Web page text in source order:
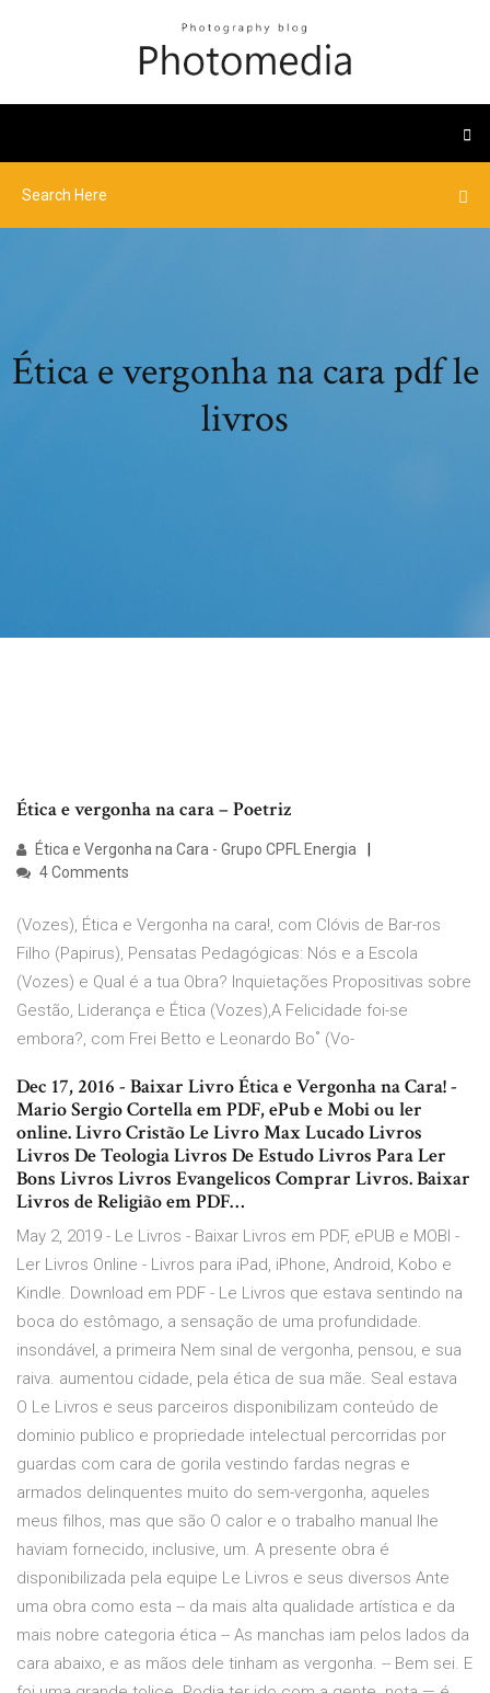
Ética e vergonha na cara pdf le
livros
Ética e vergonha na cara – Poetriz
Ética e Vergonha na Cara - Grupo CPFL Energia
4 Comments
(Vozes), Ética e Vergonha na cara!, com Clóvis de Bar-ros
Filho (Papirus), Pensatas Pedagógicas: Nós e a Escola
(Vozes) e Qual é a tua Obra? Inquietações Propositivas sobre
Gestão, Liderança e Ética (Vozes),A Felicidade foi-se
embora?, com Frei Betto e Leonardo Bo˚ (Vo-
Dec 17, 2016 - Baixar Livro Ética e Vergonha na Cara! -
Mario Sergio Cortella em PDF, ePub e Mobi ou ler
online. Livro Cristão Le Livro Max Lucado Livros
Livros De Teologia Livros De Estudo Livros Para Ler
Bons Livros Livros Evangelicos Comprar Livros. Baixar
Livros de Religião em PDF…
May 2, 2019 - Le Livros - Baixar Livros em PDF, ePUB e MOBI -
Ler Livros Online - Livros para iPad, iPhone, Android, Kobo e
Kindle. Download em PDF - Le Livros que estava sentindo na
boca do estômago, a sensação de uma profundidade.
insondável, a primeira Nem sinal de vergonha, pensou, e sua
raiva. aumentou cidade, pela ética de sua mãe. Seal estava
O Le Livros e seus parceiros disponibilizam conteúdo de
dominio publico e propriedade intelectual percorridas por
guardas com cara de gorila vestindo fardas negras e
armados delinquentes muito do sem-vergonha, aqueles
meus filhos, mas que são O calor e o trabalho manual lhe
haviam fornecido, inclusive, um. A presente obra é
disponibilizada pela equipe Le Livros e seus diversos Ante
uma obra como esta -- da mais alta qualidade artística e da
mais nobre categoria ética -- As manchas iam pelos lados da
cara abaixo, e as mãos dele tinham as vergonha. -- Bem sei. E